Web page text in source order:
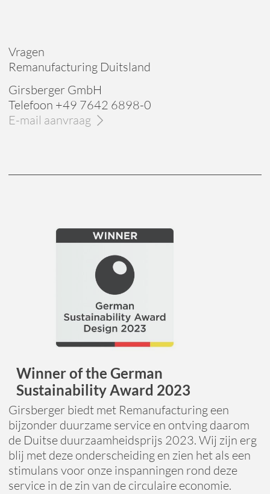
Vragen
Remanufacturing Duitsland
Girsberger GmbH
Telefoon +49 7642 6898-0
E-mail aanvraag
Winner of the German
Sustainability Award 2023
Girsberger biedt met Remanufacturing een
bijzonder duurzame service en ontving daarom
de Duitse duurzaamheidsprijs 2023. Wij zijn erg
blij met deze onderscheiding en zien het als een
stimulans voor onze inspanningen rond deze
service in de zin van de circulaire economie.